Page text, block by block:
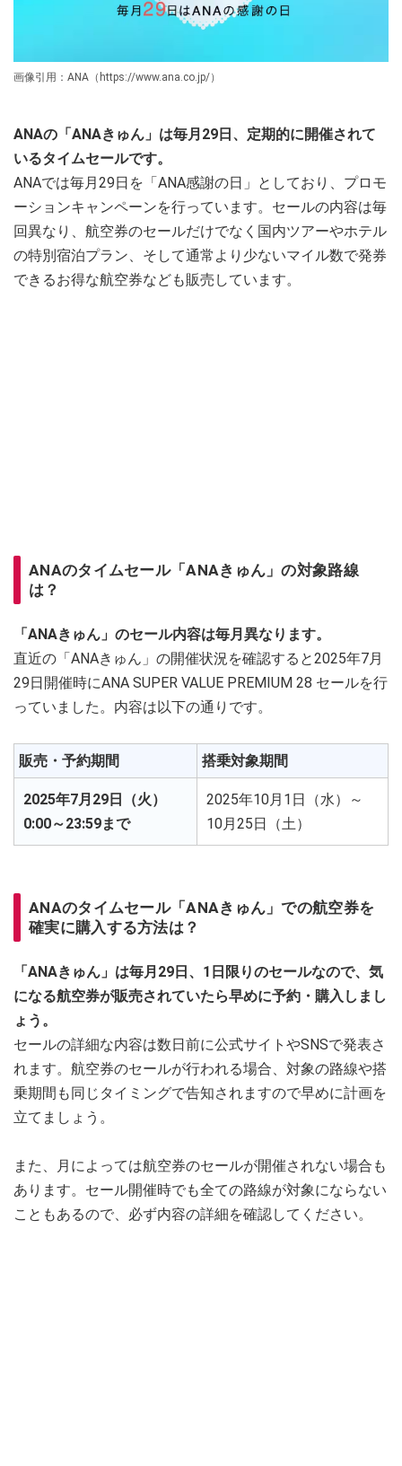
画像引用：ANA（https://www.ana.co.jp/）
ANAの「ANAきゅん」は毎月29日、定期的に開催されて
いるタイムセールです。
ANAでは毎月29日を「ANA感謝の日」としており、プロモ
ーションキャンペーンを行っています。セールの内容は毎
回異なり、航空券のセールだけでなく国内ツアーやホテル
の特別宿泊プラン、そして通常より少ないマイル数で発券
できるお得な航空券なども販売しています。
ANAのタイムセール「ANAきゅん」の対象路線
は？
「ANAきゅん」のセール内容は毎月異なります。
直近の「ANAきゅん」の開催状況を確認すると2025年7月
29日開催時にANA SUPER VALUE PREMIUM 28 セールを行
っていました。内容は以下の通りです。
販売・予約期間 搭乗対象期間
2025年7月29日（火）
0:00～23:59まで
2025年10月1日（水）～
10月25日（土）
ANAのタイムセール「ANAきゅん」での航空券を
確実に購入する方法は？
「ANAきゅん」は毎月29日、1日限りのセールなので、気
になる航空券が販売されていたら早めに予約・購入しまし
ょう。
セールの詳細な内容は数日前に公式サイトやSNSで発表さ
れます。航空券のセールが行われる場合、対象の路線や搭
乗期間も同じタイミングで告知されますので早めに計画を
立てましょう。
また、月によっては航空券のセールが開催されない場合も
あります。セール開催時でも全ての路線が対象にならない
こともあるので、必ず内容の詳細を確認してください。